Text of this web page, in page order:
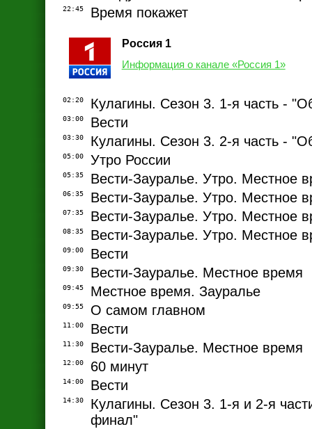
22:45 Время покажет
Россия 1
Информация о канале «Россия 1»
02:20 Кулагины. Сезон 3. 1-я часть -
03:00 Вести
03:30 Кулагины. Сезон 3. 2-я часть -
05:00 Утро России
05:35 Вести-Зауралье. Утро. Местное
06:35 Вести-Зауралье. Утро. Местное
07:35 Вести-Зауралье. Утро. Местное
08:35 Вести-Зауралье. Утро. Местное
09:00 Вести
09:30 Вести-Зауралье. Местное время
09:45 Местное время. Зауралье
09:55 О самом главном
11:00 Вести
11:30 Вести-Зауралье. Местное время
12:00 60 минут
14:00 Вести
14:30
Кулагины. Сезон 3. 1-я и 2-я
финал"